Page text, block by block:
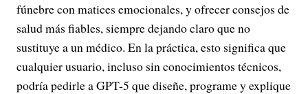
fúnebre con matices emocionales, y ofrecer consejos de
salud más fiables, siempre dejando claro que no
sustituye a un médico. En la práctica, esto significa que
cualquier usuario, incluso sin conocimientos técnicos,
podría pedirle a GPT-5 que diseñe, programe y explique